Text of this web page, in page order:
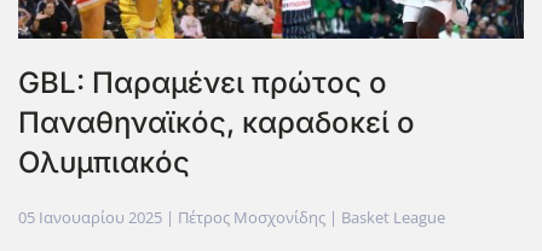
GBL: Παραμένει πρώτος ο
Παναθηναϊκός, καραδοκεί ο
Ολυμπιακός
05 Ιανουαρίου 2025 | Πέτρος Μοσχονίδης | Basket League